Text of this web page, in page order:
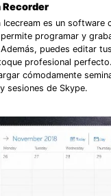
Recorder
Icecream es un software
programar y
puedes editar
profesional
cómodamente
sesiones de Skype.